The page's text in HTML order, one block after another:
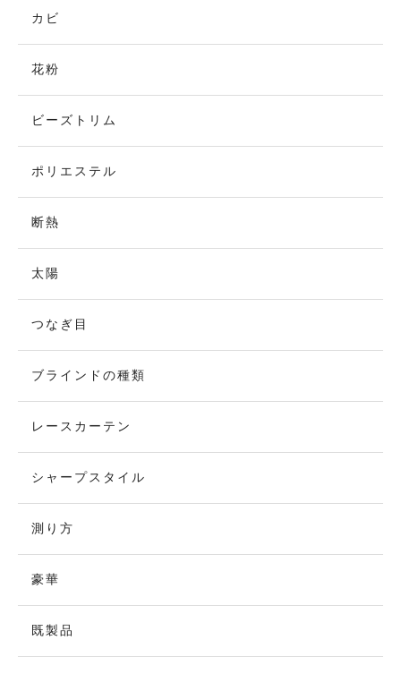
カビ
花粉
ビーズトリム
ポリエステル
断熱
太陽
つなぎ目
ブラインドの種類
レースカーテン
シャープスタイル
測り方
豪華
既製品